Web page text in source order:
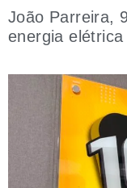
João Parreira,
energia